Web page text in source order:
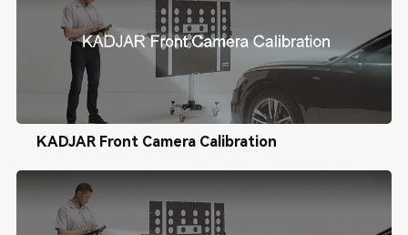
KADJAR Front Camera Calibration